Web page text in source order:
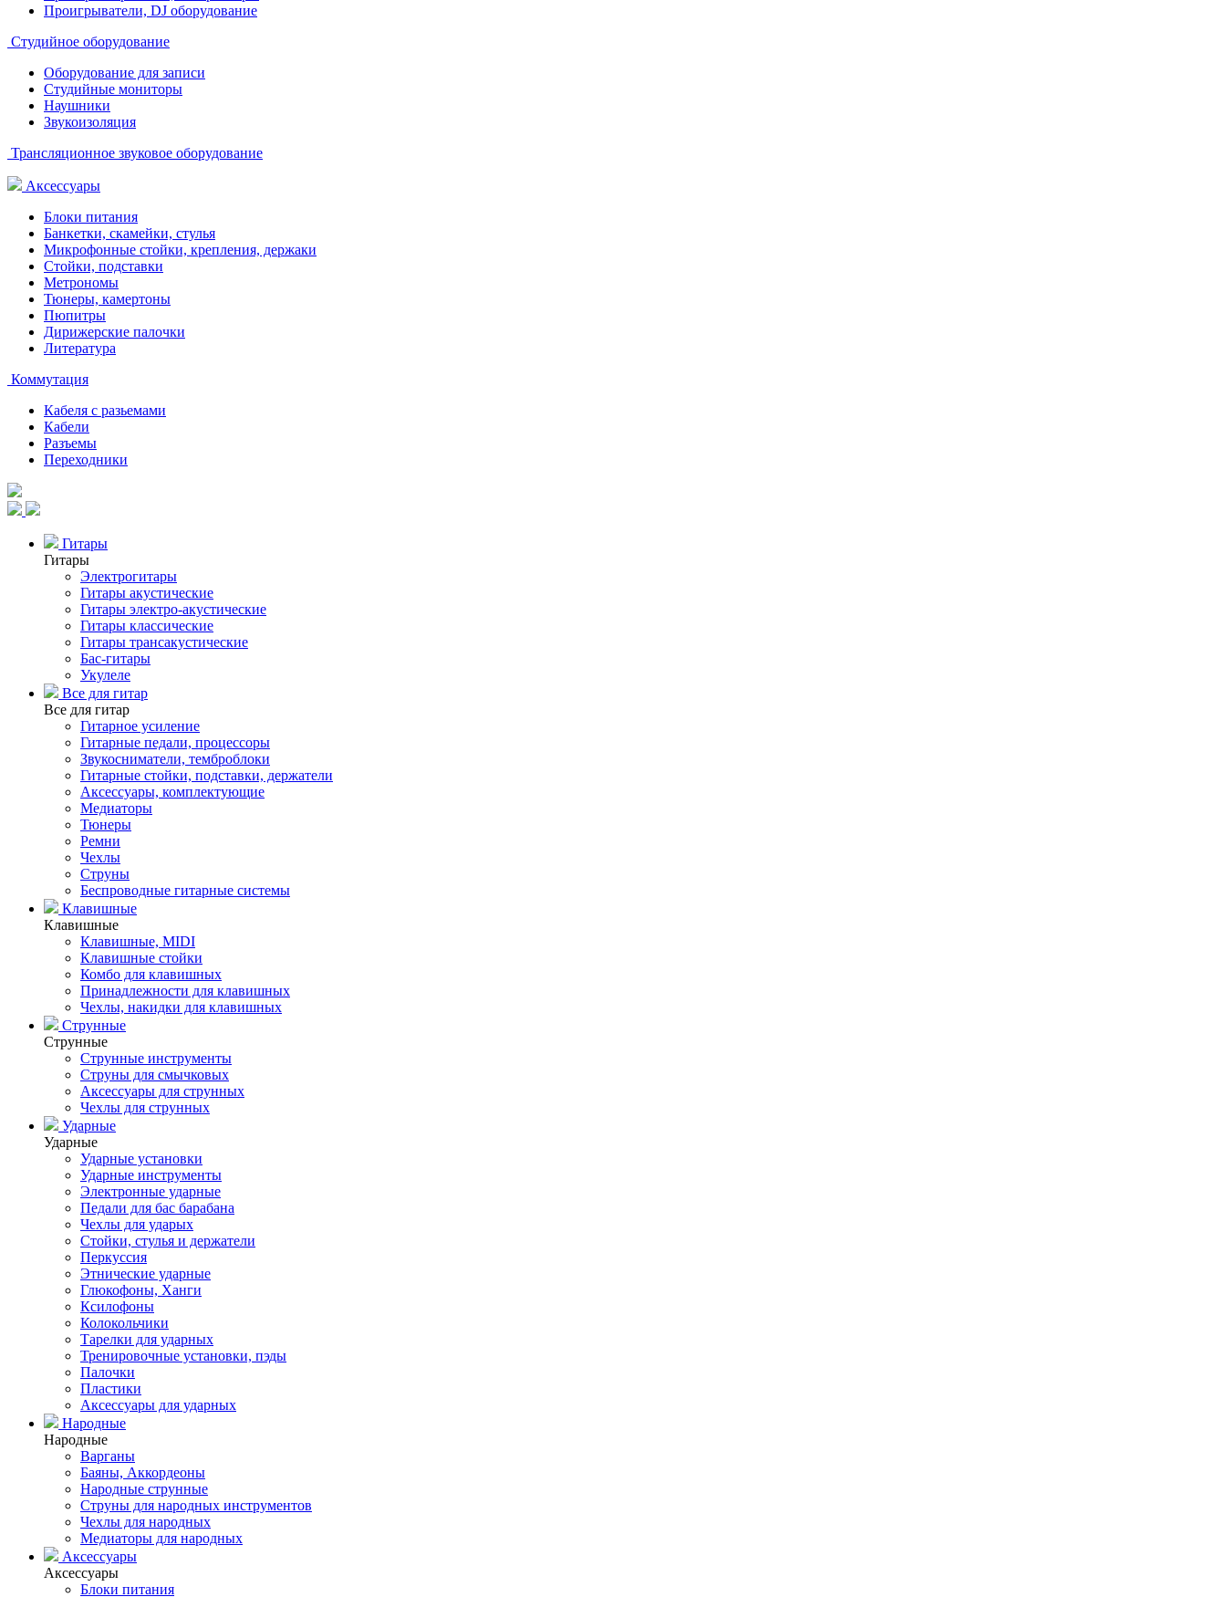
Проигрыватели, DJ оборудование
Студийное оборудование
Оборудование для записи
Студийные мониторы
Наушники
Звукоизоляция
Трансляционное звуковое оборудование
Аксессуары
Блоки питания
Банкетки, скамейки, стулья
Микрофонные стойки, крепления, держаки
Стойки, подставки
Метрономы
Тюнеры, камертоны
Пюпитры
Дирижерские палочки
Литература
Коммутация
Кабеля с разьемами
Кабели
Разъемы
Переходники
Гитары
Гитары
Электрогитары
Гитары акустические
Гитары электро-акустические
Гитары классические
Гитары трансакустические
Бас-гитары
Укулеле
Все для гитар
Все для гитар
Гитарное усиление
Гитарные педали, процессоры
Звукосниматели, темброблоки
Гитарные стойки, подставки, держатели
Аксессуары, комплектующие
Медиаторы
Тюнеры
Ремни
Чехлы
Струны
Беспроводные гитарные системы
Клавишные
Клавишные
Клавишные, MIDI
Клавишные стойки
Комбо для клавишных
Принадлежности для клавишных
Чехлы, накидки для клавишных
Струнные
Струнные
Струнные инструменты
Струны для смычковых
Аксессуары для струнных
Чехлы для струнных
Ударные
Ударные
Ударные установки
Ударные инструменты
Электронные ударные
Педали для бас барабана
Чехлы для ударых
Стойки, стулья и держатели
Перкуссия
Этнические ударные
Глюкофоны, Ханги
Ксилофоны
Колокольчики
Тарелки для ударных
Тренировочные установки, пэды
Палочки
Пластики
Аксессуары для ударных
Народные
Народные
Варганы
Баяны, Аккордеоны
Народные струнные
Струны для народных инструментов
Чехлы для народных
Медиаторы для народных
Аксессуары
Аксессуары
Блоки питания